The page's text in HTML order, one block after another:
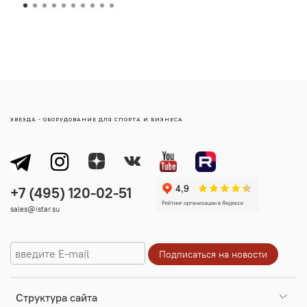
Cтруктура сайта
sales@istar.su
ЗВЕЗДА - ОБОРУДОВАНИЕ ДЛЯ СПОРТА И БИЗНЕСА